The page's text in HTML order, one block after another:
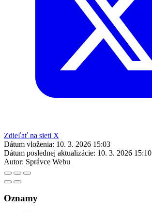
Zdieľať na sieti X
Dátum vloženia: 10. 3. 2026 15:03
Dátum poslednej aktualizácie: 10. 3. 2026 15:10
Autor: Správce Webu
Oznamy